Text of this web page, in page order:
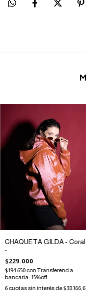
CHAQUETA GILDA - Coral
-
$229.000
$194.650con Transferencia
bancaria- 15%off
6cuotas sin interés de